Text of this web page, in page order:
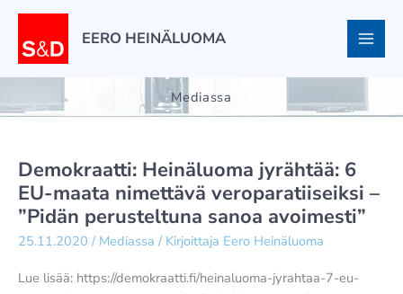
Siirry
EERO HEINÄLUOMA
Mediassa
Demokraatti: Heinäluoma jyrähtää: 6
EU-maata nimettävä veroparatiiseiksi –
”Pidän perusteltuna sanoa avoimesti”
25.11.2020 / Mediassa / Kirjoittaja Eero Heinäluoma
Lue lisää: https://demokraatti.fi/heinaluoma-jyrahtaa-7-eu-